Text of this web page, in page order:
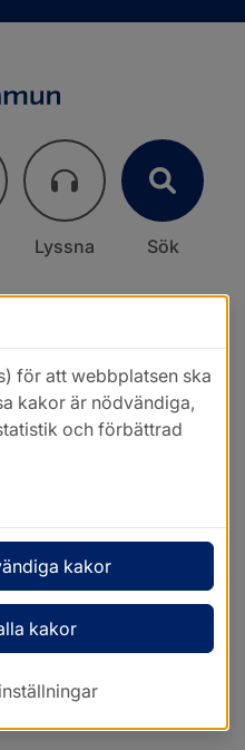
Lyssna Sök
för att webbplatsen ska
kakor är nödvändiga,
och förbättrad
kakor
kakor